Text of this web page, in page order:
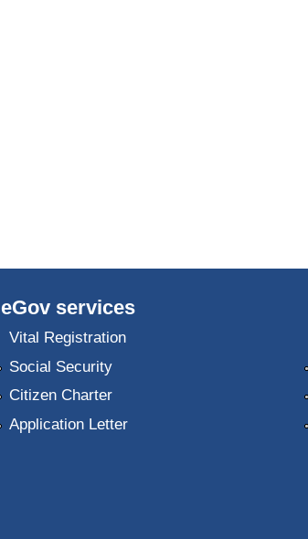
eGov services
Vital Registration
Social Security
Citizen Charter
Application Letter